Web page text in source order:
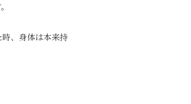
、身体は本来持